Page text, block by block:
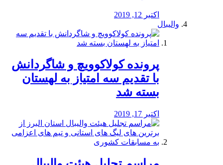
اکتبر 12, 2019
والیبال
پرونده کولاکوویچ و شاگردانش
با تقدیم سه امتیاز به لهستان
بسته شد
اکتبر 17, 2019